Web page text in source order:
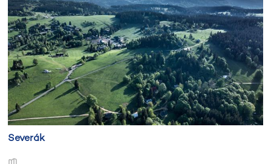
Severák